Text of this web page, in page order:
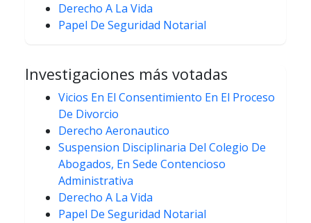
Derecho A La Vida
Papel De Seguridad Notarial
Investigaciones más votadas
Vicios En El Consentimiento En El Proceso
De Divorcio
Derecho Aeronautico
Suspension Disciplinaria Del Colegio De
Abogados, En Sede Contencioso
Administrativa
Derecho A La Vida
Papel De Seguridad Notarial